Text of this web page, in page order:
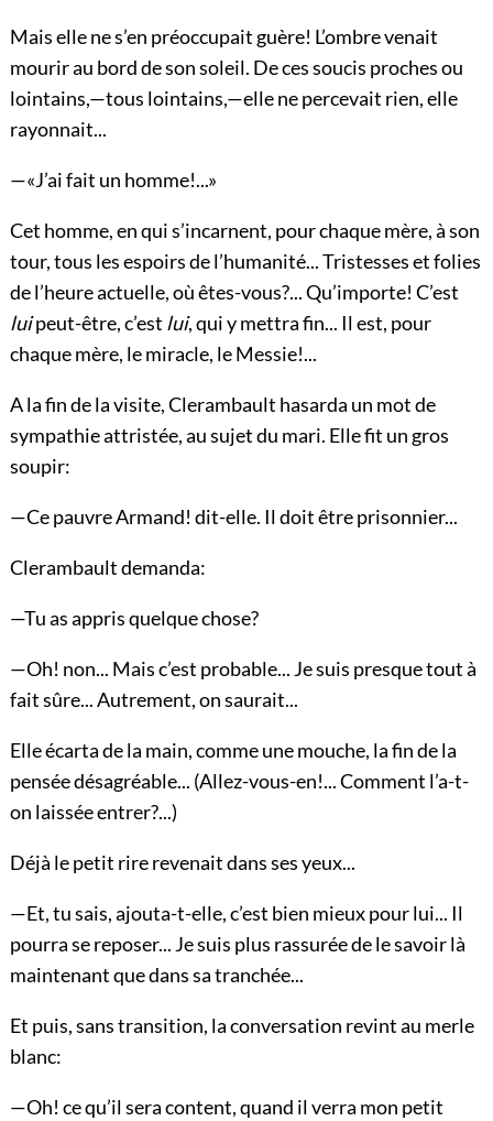
Mais elle ne s’en préoccupait guère! L’ombre venait
mourir au bord de son soleil. De ces soucis proches ou
lointains,—tous lointains,—elle ne percevait rien, elle
rayonnait...
—«J’ai fait un homme!...»
Cet homme, en qui s’incarnent, pour chaque mère, à son
tour, tous les espoirs de l’humanité... Tristesses et folies
de l’heure actuelle, où êtes-vous?... Qu’importe! C’est
luipeut-être, c’est lui, qui y mettra fin... Il est, pour
chaque mère, le miracle, le Messie!...
A la fin de la visite, Clerambault hasarda un mot de
sympathie attristée, au sujet du mari. Elle fit un gros
soupir:
—Ce pauvre Armand! dit-elle. Il doit être prisonnier...
Clerambault demanda:
—Tu as appris quelque chose?
—Oh! non... Mais c’est probable... Je suis presque tout à
fait sûre... Autrement, on saurait...
Elle écarta de la main, comme une mouche, la fin de la
pensée désagréable... (Allez-vous-en!... Comment l’a-t-
on laissée entrer?...)
Déjà le petit rire revenait dans ses yeux...
—Et, tu sais, ajouta-t-elle, c’est bien mieux pour lui... Il
pourra se reposer... Je suis plus rassurée de le savoir là
maintenant que dans sa tranchée...
Et puis, sans transition, la conversation revint au merle
blanc:
—Oh! ce qu’il sera content, quand il verra mon petit